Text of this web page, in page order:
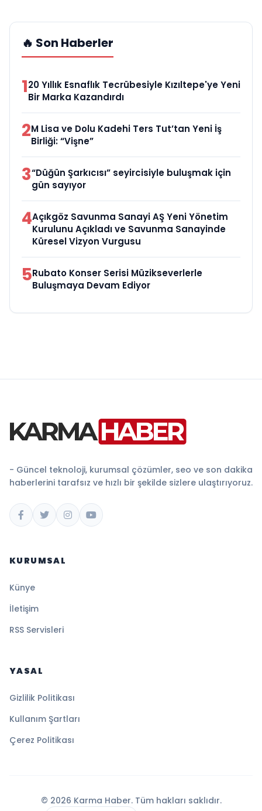
🔥 Son Haberler
120 Yıllık Esnaflık Tecrübesiyle Kızıltepe'ye Yeni
Bir Marka Kazandırdı
2M Lisa ve Dolu Kadehi Ters Tut’tan Yeni İş
Birliği: “Vişne”
3“Düğün Şarkıcısı” seyircisiyle buluşmak için
gün sayıyor
4Açıkgöz Savunma Sanayi AŞ Yeni Yönetim
Kurulunu Açıkladı ve Savunma Sanayinde
Küresel Vizyon Vurgusu
5Rubato Konser Serisi Müzikseverlerle
Buluşmaya Devam Ediyor
- Güncel teknoloji, kurumsal çözümler, seo ve son dakika
haberlerini tarafsız ve hızlı bir şekilde sizlere ulaştırıyoruz.
KURUMSAL
Künye
İletişim
RSS Servisleri
YASAL
Gizlilik Politikası
Kullanım Şartları
Çerez Politikası
© 2026 Karma Haber. Tüm hakları saklıdır.